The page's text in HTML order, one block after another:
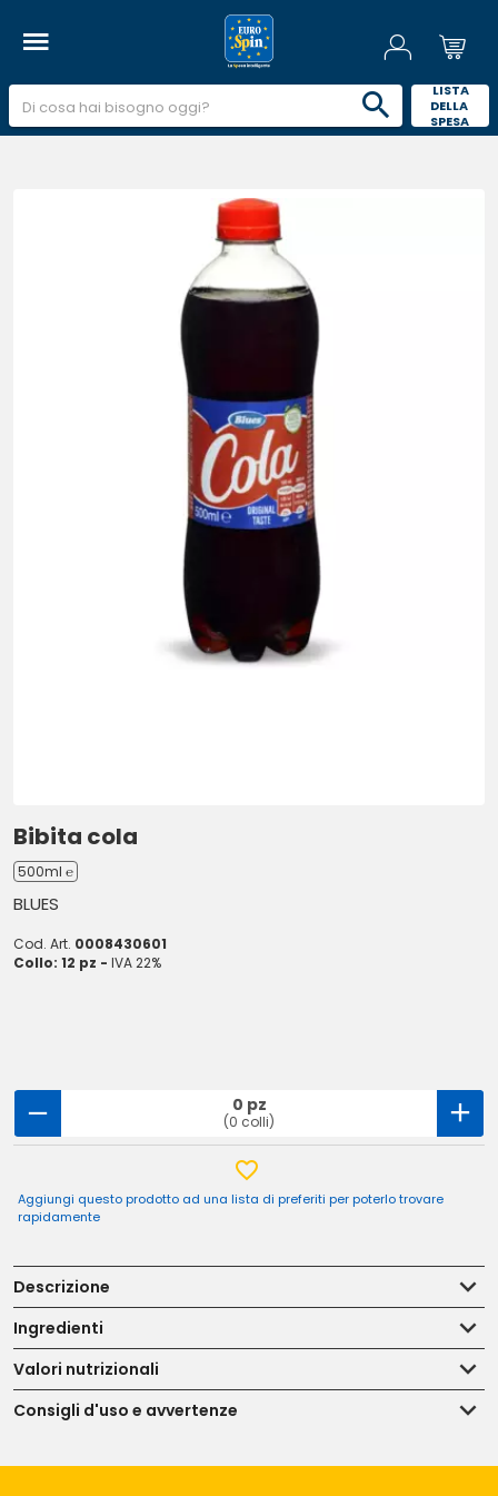
LISTA
DELLA
SPESA
Bibita cola
500ml ℮
BLUES
Cod. Art. 0008430601
Collo: 12 pz - IVA 22%
0 pz
(0 colli)
Aggiungi questo prodotto ad una lista di preferiti per poterlo trovare
rapidamente
Descrizione
Ingredienti
Valori nutrizionali
Consigli d'uso e avvertenze